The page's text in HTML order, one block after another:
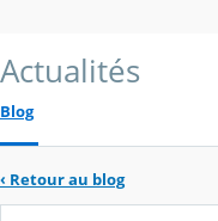
Actualités
Blog
‹ Retour au blog